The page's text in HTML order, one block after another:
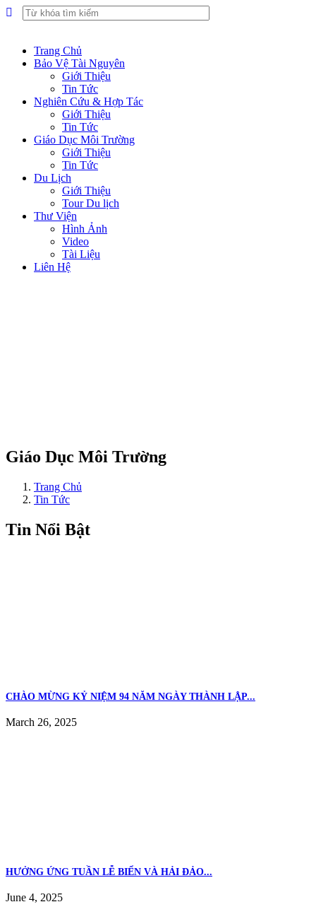
Trang Chủ
Bảo Vệ Tài Nguyên
Giới Thiệu
Tin Tức
Nghiên Cứu & Hợp Tác
Giới Thiệu
Tin Tức
Giáo Dục Môi Trường
Giới Thiệu
Tin Tức
Du Lịch
Giới Thiệu
Tour Du lịch
Thư Viện
Hình Ảnh
Video
Tài Liệu
Liên Hệ
Giáo Dục Môi Trường
Trang Chủ
Tin Tức
Tin Nổi Bật
CHÀO MỪNG KỶ NIỆM 94 NĂM NGÀY THÀNH LẬP...
March 26, 2025
HƯỞNG ỨNG TUẦN LỄ BIỂN VÀ HẢI ĐẢO...
June 4, 2025